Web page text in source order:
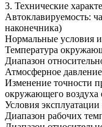
3. Технические
Автоклавируемость:
наконечника)
Нормальные условия
Температура
Диапазон
Атмосферное
Изменение точности
окружающего воздуха
Условия эксплуатации
Диапазон рабочих